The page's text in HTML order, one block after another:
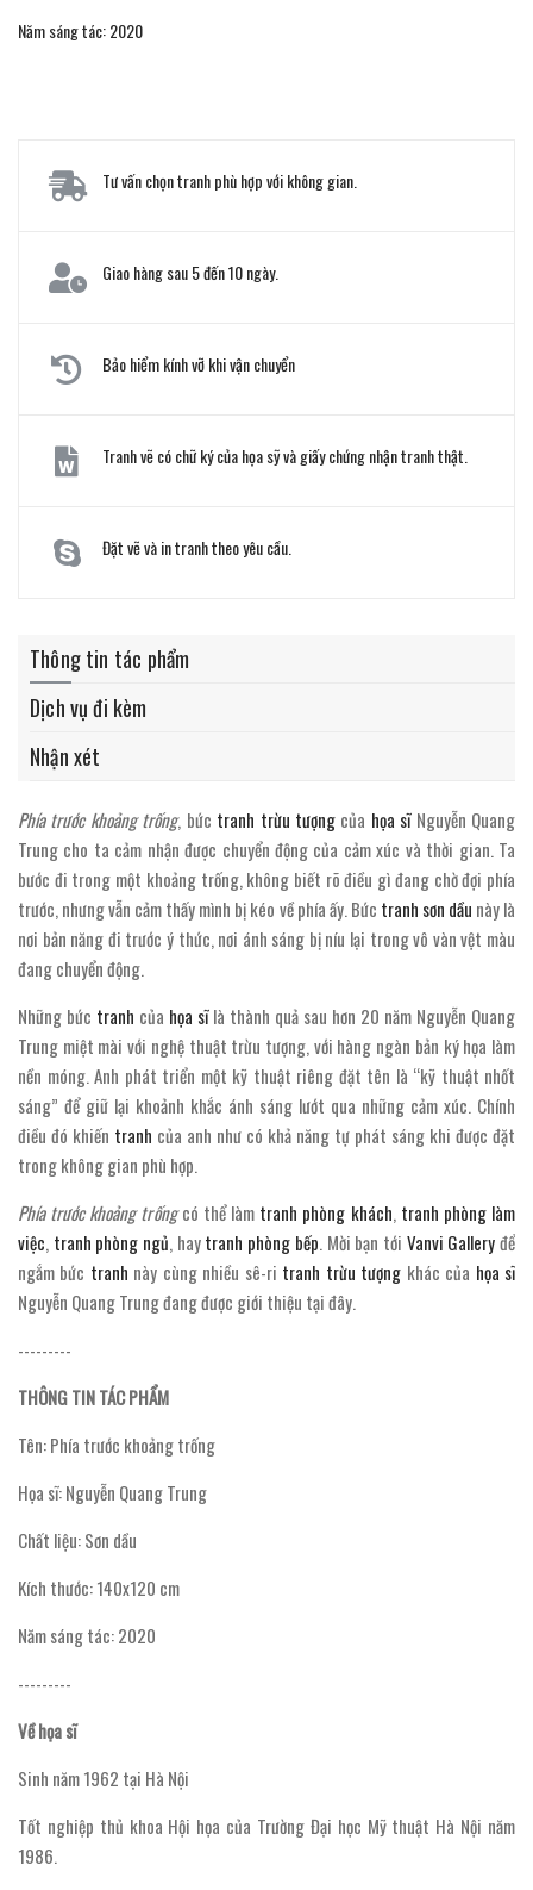
Năm sáng tác: 2020
Tư vấn chọn tranh phù hợp với không gian.
Giao hàng sau 5 đến 10 ngày.
Bảo hiểm kính vỡ khi vận chuyển
Tranh vẽ có chữ ký của họa sỹ và giấy chứng nhận tranh thật.
Đặt vẽ và in tranh theo yêu cầu.
Thông tin tác phẩm
Dịch vụ đi kèm
Nhận xét
Phía trước khoảng trống, bức tranh trừu tượngcủa họa sĩNguyễn Quang
Trung cho ta cảm nhận được chuyển động của cảm xúc và thời gian. Ta
bước đi trong một khoảng trống, không biết rõ điều gì đang chờ đợi phía
trước, nhưng vẫn cảm thấy mình bị kéo về phía ấy. Bức tranh sơn dầu này là
nơi bản năng đi trước ý thức, nơi ánh sáng bị níu lại trong vô vàn vệt màu
đang chuyển động.
Những bức tranh của họa sĩlà thành quả sau hơn 20 năm Nguyễn Quang
Trung miệt mài với nghệ thuật trừu tượng, với hàng ngàn bản ký họa làm
nền móng. Anh phát triển một kỹ thuật riêng đặt tên là “kỹ thuật nhốt
sáng” để giữ lại khoảnh khắc ánh sáng lướt qua những cảm xúc. Chính
điều đó khiến tranh của anh như có khả năng tự phát sáng khi được đặt
trong không gian phù hợp.
Phía trước khoảng trốngcó thể làm tranh phòng khách, tranh phòng làm
việc, tranh phòng ngủ, haytranh phòng bếp. Mời bạn tới Vanvi Galleryđể
ngắm bức tranh này cùng nhiều sê-ri tranh trừu tượng khác của họa sĩ
Nguyễn Quang Trung đang được giới thiệu tại đây.
---------
THÔNG TIN TÁC PHẨM
Tên: Phía trước khoảng trống
Họa sĩ: Nguyễn Quang Trung
Chất liệu: Sơn dầu
Kích thước: 140x120 cm
Năm sáng tác: 2020
---------
Về họa sĩ
Sinh năm 1962 tại Hà Nội
Tốt nghiệp thủ khoa Hội họa của Trường Đại học Mỹ thuật Hà Nội năm
1986.